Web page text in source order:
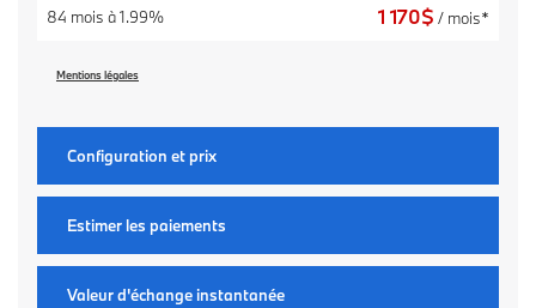
84 mois à 1.99%
1 170$ / mois*
Mentions légales
Configuration et prix
Estimer les paiements
Valeur d'échange instantanée